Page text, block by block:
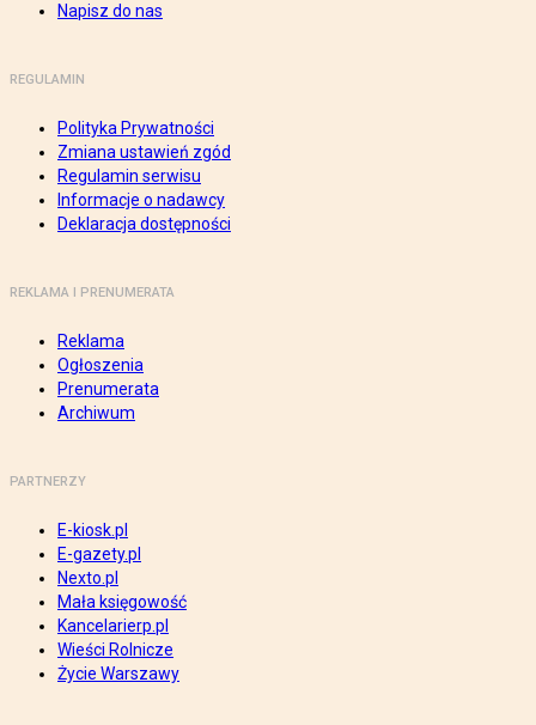
Napisz do nas
REGULAMIN
Polityka Prywatności
Zmiana ustawień zgód
Regulamin serwisu
Informacje o nadawcy
Deklaracja dostępności
REKLAMA I PRENUMERATA
Reklama
Ogłoszenia
Prenumerata
Archiwum
PARTNERZY
E-kiosk.pl
E-gazety.pl
Nexto.pl
Mała księgowość
Kancelarierp.pl
Wieści Rolnicze
Życie Warszawy